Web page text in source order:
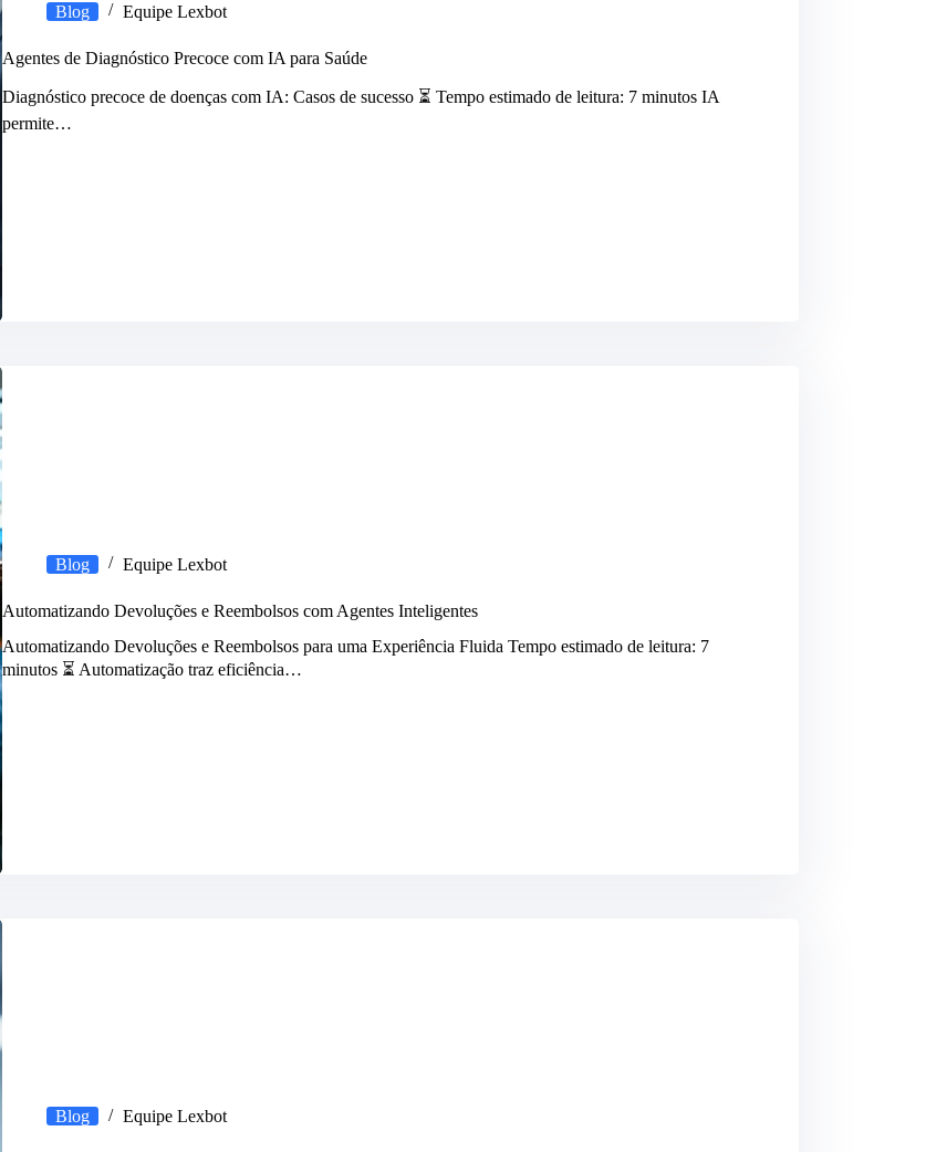
Blog Equipe Lexbot
Agentes de Diagnóstico Precoce com IA para Saúde
Diagnóstico precoce de doenças com IA: Casos de sucesso ⏳ Tempo estimado de leitura: 7 minutos IA
permite…
Blog Equipe Lexbot
Automatizando Devoluções e Reembolsos com Agentes Inteligentes
Automatizando Devoluções e Reembolsos para uma Experiência Fluida Tempo estimado de leitura: 7
minutos ⏳ Automatização traz eficiência…
Blog Equipe Lexbot